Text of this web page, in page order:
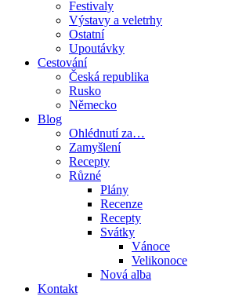
Festivaly
Výstavy a veletrhy
Ostatní
Upoutávky
Cestování
Česká republika
Rusko
Německo
Blog
Ohlédnutí za…
Zamyšlení
Recepty
Různé
Plány
Recenze
Recepty
Svátky
Vánoce
Velikonoce
Nová alba
Kontakt